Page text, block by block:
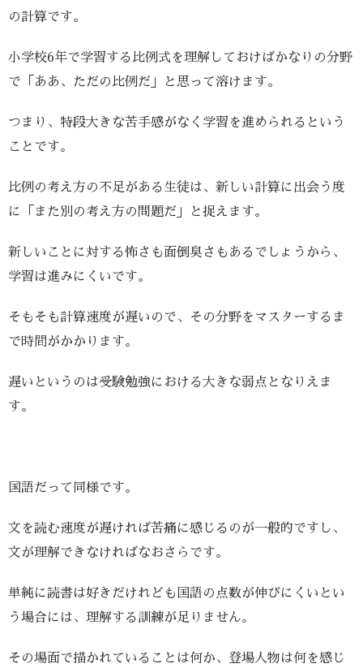
の計算です。
小学校6年で学習する比例式を理解しておけばかなりの分野
で「ああ、ただの比例だ」と思って溶けます。
つまり、特段大きな苦手感がなく学習を進められるという
ことです。
比例の考え方の不足がある生徒は、新しい計算に出会う度
に「また別の考え方の問題だ」と捉えます。
新しいことに対する怖さも面倒臭さもあるでしょうから、
学習は進みにくいです。
そもそも計算速度が遅いので、その分野をマスターするま
で時間がかかります。
遅いというのは受験勉強における大きな弱点となりえま
す。
国語だって同様です。
文を読む速度が遅ければ苦痛に感じるのが一般的ですし、
文が理解できなければなおさらです。
単純に読書は好きだけれども国語の点数が伸びにくいとい
う場合には、理解する訓練が足りません。
その場面で描かれていることは何か、登場人物は何を感じ